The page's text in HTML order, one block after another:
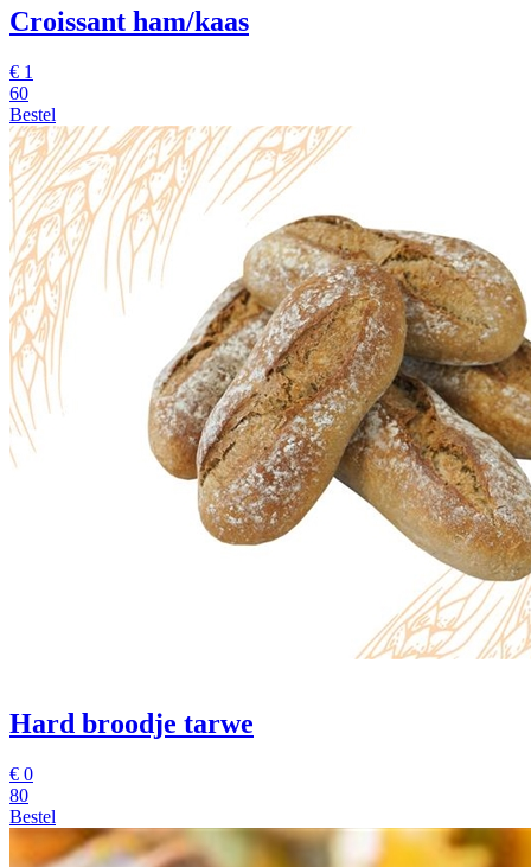
Croissant ham/kaas
€ 1
60
Bestel
Hard broodje tarwe
€ 0
80
Bestel